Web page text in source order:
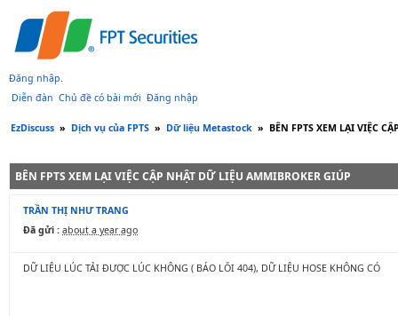
Đăng nhập.
Diễn đàn Chủ đề có bài mới Đăng nhập
EzDiscuss » Dịch vụ của FPTS » Dữ liệu Metastock » BÊN FPTS XEM LẠI VIỆC
BÊN FPTS XEM LẠI VIỆC CẬP NHẬT DỮ LIỆU AMMIBROKER GIÚP
TRẦN THỊ NHƯ TRANG
Đã gửi : about a year ago
DỮ LIỆU LÚC TẢI ĐƯỢC LÚC KHÔNG ( BÁO LỖI 404), DỮ LIỆU HOSE KHÔNG CÓ